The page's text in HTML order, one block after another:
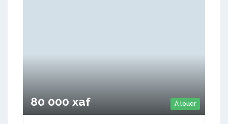
A louer
80 000 xaf